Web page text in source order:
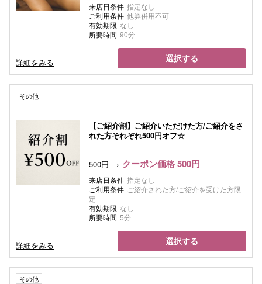
来店日条件 指定なし
ご利用条件 他券併用不可
有効期限 なし
所要時間 90分
詳細をみる 選択する
その他
【ご紹介割】ご紹介いただけた方/ご紹介をさ
れた方それぞれ500円オフ☆
500円 クーポン価格 500円
来店日条件 指定なし
ご利用条件 ご紹介された方/ご紹介を受けた方限
定
有効期限 なし
所要時間 5分
詳細をみる 選択する
その他